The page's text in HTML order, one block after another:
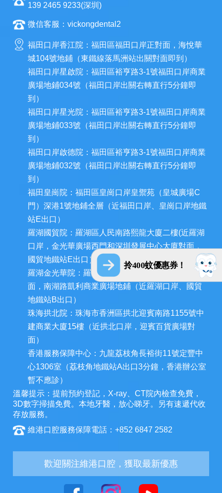
拎400蚊優惠券！
139 2465 9233(深圳)
微信客服：vickongdental2
福田口岸香江院：福田區福田口岸正對面，海悅華
城104號地鋪（東鐵線落馬洲站出關對面即到）
福田口岸星啟院：福田區裕亨路3-1號福田口岸商業
廣場地鋪034號（福田口岸出關右轉直行5分鐘即
到）
福田口岸星光院：福田區裕亨路3-1號福田口岸商業
廣場地鋪033號（福田口岸出關右轉直行5分鐘即
到）
福田口岸啟德院：福田區裕亨路3-1號福田口岸商業
廣場地鋪032號（福田口岸出關右轉直行5分鐘即
到）
福田皇崗院：福田區皇崗口岸皇禦苑（皇城廣場C
門）深港1號地鋪全層（近福田口岸、皇崗口岸地鐵
站E出口）
羅湖國貿院：羅湖區人民南路熙龍大廈二樓(近羅湖
口岸，金光華廣場西門和深圳發展中心大廈對面，
國貿地鐵站E出口）
羅湖金光華院：羅湖區國貿金光華廣場東二門對
面，南湖路凱利商業廣場地鋪（近羅湖口岸、國貿
地鐵站B出口）
珠海拱北院：珠海市香洲區拱北迎賓南路1155號中
建商業大廈15樓（近拱北口岸，迎賓百貨廣場對
面）
香港服務保障中心：九龍荔枝角長裕街11號定豐中
心1306室（荔枝角地鐵站A出口3分鐘，香港辦公室
暫不應診）
溫馨提示：提前預約登記，X-ray、CT院內檢查免費，
3D數字掃描免費。本地牙醫，放心睇牙。另有速遞代收
存放服務。
維港口腔服務保障電話：+852 6847 2582
歡迎關注維港口腔，獲取最新優惠